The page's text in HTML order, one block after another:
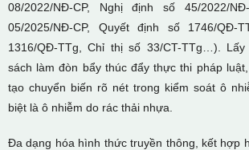
08/2022/NĐ-CP, Nghị định số 45/2022/
05/2025/NĐ-CP, Quyết định số 1746/QĐ-
1316/QĐ-TTg, Chỉ thị số 33/CT-TTg…).
sách làm đòn bẩy thúc đẩy thực thi pháp
tạo chuyển biến rõ nét trong kiểm soát ô
biệt là ô nhiễm do rác thải nhựa.
Đa dạng hóa hình thức truyền thông, kết hợp